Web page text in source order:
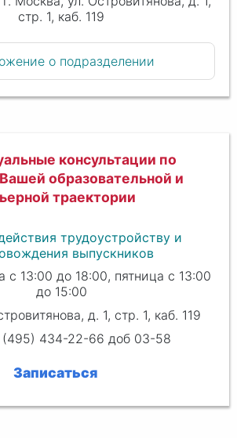
стр. 1, каб. 119
о подразделении
консультации по
образовательной и
траектории
трудоустройству и
выпускников
с 13:00 до 18:00, пятница с 13:00
до 15:00
д. 1, стр. 1, каб. 119
(495) 434-22-66 доб 03-58
Записаться